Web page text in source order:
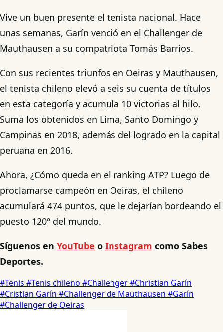
Vive un buen presente el tenista nacional. Hace
unas semanas, Garín venció en el Challenger de
Mauthausen a su compatriota Tomás Barrios.
Con sus recientes triunfos en Oeiras y Mauthausen,
el tenista chileno elevó a seis su cuenta de títulos
en esta categoría y acumula 10 victorias al hilo.
Suma los obtenidos en Lima, Santo Domingo y
Campinas en 2018, además del logrado en la capital
peruana en 2016.
Ahora, ¿Cómo queda en el ranking ATP? Luego de
proclamarse campeón en Oeiras, el chileno
acumulará 474 puntos, que le dejarían bordeando el
puesto 120º del mundo.
Síguenos en YouTube o Instagram como Sabes
Deportes.
#Tenis #Tenis chileno #Challenger#Christian Garín
#Cristian Garín #Challenger de Mauthausen #Garín
#Challenger de Oeiras